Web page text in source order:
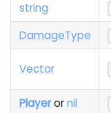
string
DamageType
Vector
Playerornil